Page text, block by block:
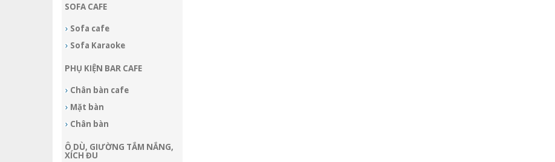
SOFA CAFE
Sofa cafe
Sofa Karaoke
PHỤ KIỆN BAR CAFE
Chân bàn cafe
Mặt bàn
Chân bàn
Ô DÙ, GIƯỜNG TẮM NẮNG,
XÍCH ĐU